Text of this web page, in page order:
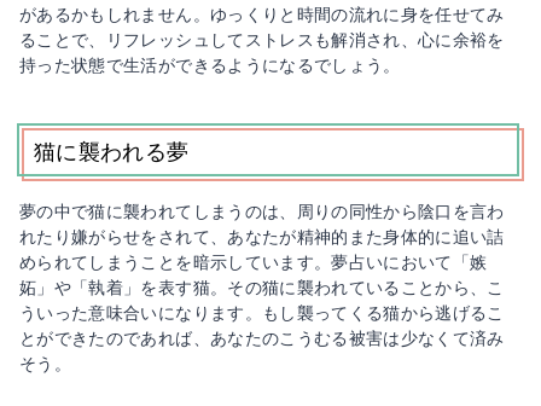
があるかもしれません。ゆっくりと時間の流れに身を任せてみ
ることで、リフレッシュしてストレスも解消され、心に余裕を
持った状態で生活ができるようになるでしょう。
猫に襲われる夢
夢の中で猫に襲われてしまうのは、周りの同性から陰口を言わ
れたり嫌がらせをされて、あなたが精神的また身体的に追い詰
められてしまうことを暗示しています。夢占いにおいて「嫉
妬」や「執着」を表す猫。その猫に襲われていることから、こ
ういった意味合いになります。もし襲ってくる猫から逃げるこ
とができたのであれば、あなたのこうむる被害は少なくて済み
そう。